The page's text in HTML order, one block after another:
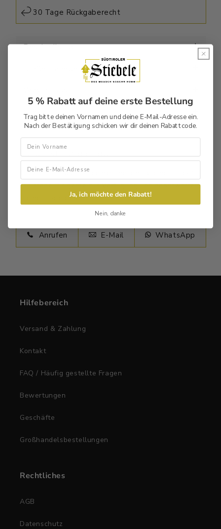
30 Tage Rückgaberecht
Beschreibung
GPSR
Julian ist für dich da!
Habst Du Fragen zu deinem neuen Lieblingsstück?
Ich stehe Dir gerne zur Verfügung und beantworten
Deine Frage gerne.
Anrufen E-Mail WhatsApp
Hilfebereich
Versand & Zahlung
Kontakt
FAQ / Häufig gestellte Fragen
Bewertungen
Geschäfte
Großhandelsbestellungen
Rechtliches
AGB
Datenschutz
5 % Rabatt auf deine erste Bestellung
Trag bitte deinen Vornamen und deine E-Mail-Adresse ein.
Nach der Bestätigung schicken wir dir deinen Rabattcode.
Vorname
Ja, ich möchte den Rabatt!
Nein, danke